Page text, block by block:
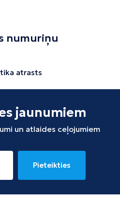
numuriņu
atrasts
jaunumiem
un atlaides ceļojumiem
Pieteikties